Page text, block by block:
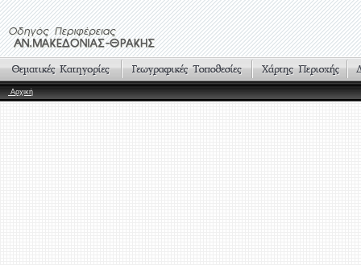
Αρχική